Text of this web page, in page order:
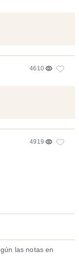
4610
4919
las notas en